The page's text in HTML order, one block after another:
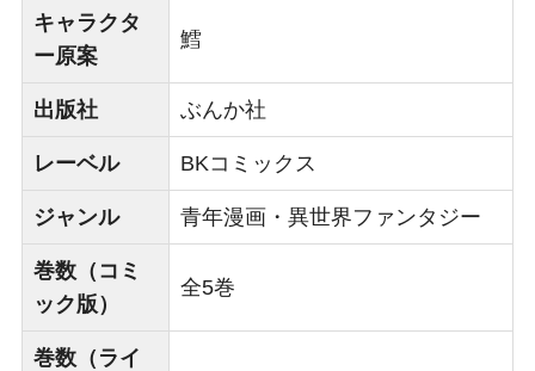
キャラクタ
ー原案
鱈
出版社 ぶんか社
レーベル BKコミックス
ジャンル 青年漫画・異世界ファンタジー
巻数（コミ
ック版）
全5巻
巻数（ライ